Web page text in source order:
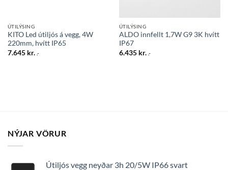
ÚTILÝSING
KITO Led útiljós á vegg, 4W
220mm, hvítt IP65
7.645 kr. .-
ÚTILÝSING
ALDO innfellt 1,7W G9 3K hvítt
IP67
6.435 kr. .-
NÝJAR VÖRUR
Útiljós vegg neyðar 3h 20/5W IP66 svart